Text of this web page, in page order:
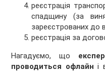
реєстрація
спадщину (за
зареєстрованих до
реєстрація за
Нагадуємо, що
проводиться офлайн і